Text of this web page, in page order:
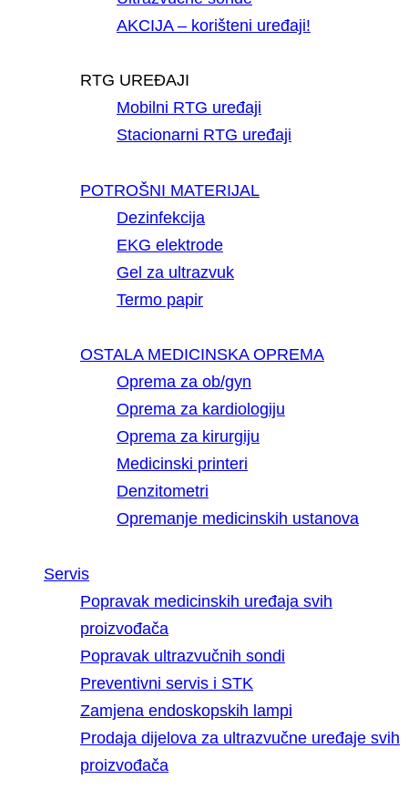
AKCIJA – korišteni uređaji!
RTG UREĐAJI
Mobilni RTG uređaji
Stacionarni RTG uređaji
POTROŠNI MATERIJAL
Dezinfekcija
EKG elektrode
Gel za ultrazvuk
Termo papir
OSTALA MEDICINSKA OPREMA
Oprema za ob/gyn
Oprema za kardiologiju
Oprema za kirurgiju
Medicinski printeri
Denzitometri
Opremanje medicinskih ustanova
Servis
Popravak medicinskih uređaja svih
proizvođača
Popravak ultrazvučnih sondi
Preventivni servis i STK
Zamjena endoskopskih lampi
Prodaja dijelova za ultrazvučne uređaje svih
proizvođača